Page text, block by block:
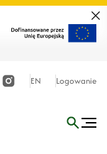
EN Logowanie